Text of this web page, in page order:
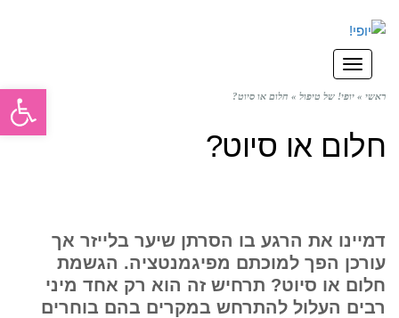
תפריט
ראשי » יופי! של טיפול » חלום או סיוט?
חלום או סיוט?
דמיינו את הרגע בו הסרתן שיער בלייזר אך
עורכן הפך למוכתם מפיגמנטציה. הגשמת
חלום או סיוט? תרחיש זה הוא רק אחד מיני
רבים העלול להתרחש במקרים בהם בוחרים
פתח